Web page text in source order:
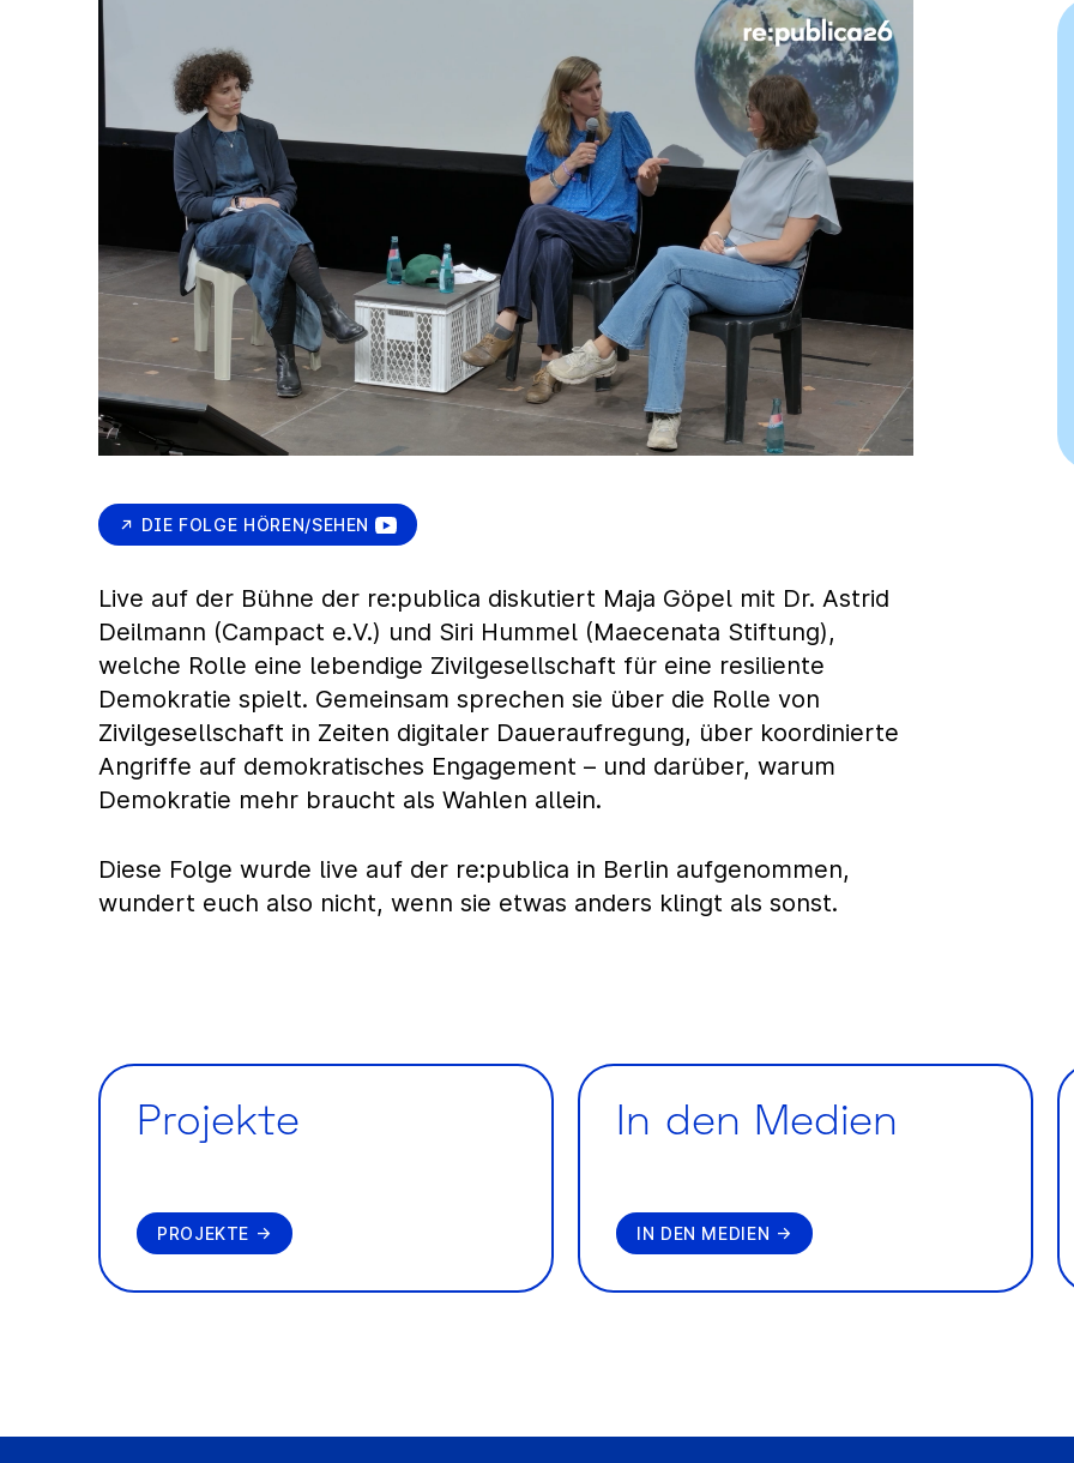
DIE FOLGE HÖREN/SEHEN
Live auf der Bühne der re:publica diskutiert Maja Göpel mit Dr. Astrid
Deilmann (Campact e.V.) und Siri Hummel (Maecenata Stiftung),
welche Rolle eine lebendige Zivilgesellschaft für eine resiliente
Demokratie spielt. Gemeinsam sprechen sie über die Rolle von
Zivilgesellschaft in Zeiten digitaler Daueraufregung, über koordinierte
Angriffe auf demokratisches Engagement – und darüber, warum
Demokratie mehr braucht als Wahlen allein.
Diese Folge wurde live auf der re:publica in Berlin aufgenommen,
wundert euch also nicht, wenn sie etwas anders klingt als sonst.
Projekte
PROJEKTE
In den Medien
IN DEN MEDIEN